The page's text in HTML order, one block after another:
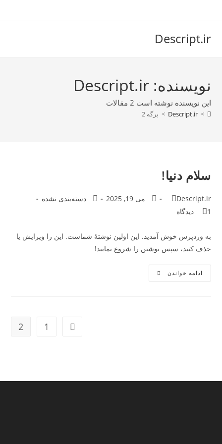
Descript.ir
نویسنده:Descript.ir
این نویسنده نوشته است 2 مقالات
>
Descript.ir
> برگه 2
سلام دنیا!
نویسندهٔ
نوشته:
Descript.ir
نوشتهمی 19, 2025
دسته‌دسته‌بندی نشده
نظرات1 دیدگاه
به وردپرس خوش آمدید. این اولین نوشتهٔ شماست. این را ویرایش یا
حذف کنید، سپس نوشتن را شروع نمایید!
ادامه خواندنسلام
دنیا!
برو به صفحۀ قبلی
1
2